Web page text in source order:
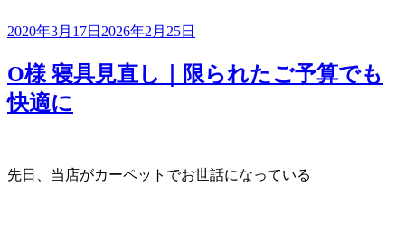
投
日:
2020年3月17日 2026年2月25日
O様 寝具見直し｜限られたご予算でも
快適に
先日、当店がカーペットでお世話になっている